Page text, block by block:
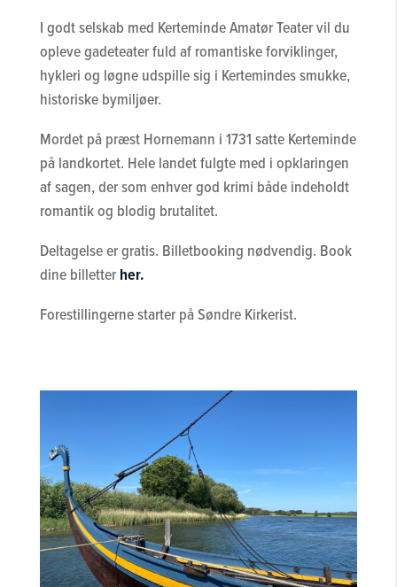
I godt selskab med Kerteminde Amatør Teater vil du
opleve gadeteater fuld af romantiske forviklinger,
hykleri og løgne udspille sig i Kertemindes smukke,
historiske bymiljøer.
Mordet på præst Hornemann i 1731 satte Kerteminde
på landkortet. Hele landet fulgte med i opklaringen
af sagen, der som enhver god krimi både indeholdt
romantik og blodig brutalitet.
Deltagelse er gratis. Billetbooking nødvendig. Book
dine billetterher.
Forestillingerne starter på Søndre Kirkerist.